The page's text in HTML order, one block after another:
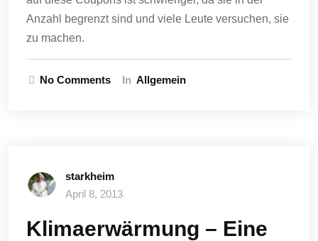
Anzahl begrenzt sind und viele Leute versuchen, sie
zu machen.
No Comments In Allgemein
starkheim
April 8, 2013
Klimaerwärmung – Eine